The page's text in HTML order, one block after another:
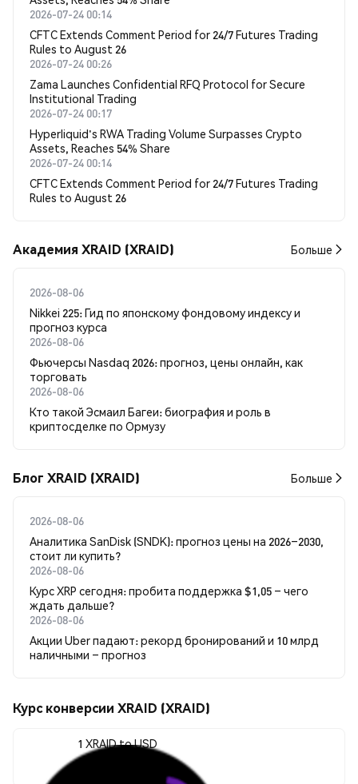
2026-07-24 00:14
CFTC Extends Comment Period for 24/7 Futures Trading
Rules to August 26
2026-07-24 00:26
Zama Launches Confidential RFQ Protocol for Secure
Institutional Trading
2026-07-24 00:17
Hyperliquid's RWA Trading Volume Surpasses Crypto
Assets, Reaches 54% Share
2026-07-24 00:14
CFTC Extends Comment Period for 24/7 Futures Trading
Rules to August 26
Академия XRAID (XRAID) Больше
2026-08-06
Nikkei 225: Гид по японскому фондовому индексу и
прогноз курса
2026-08-06
Фьючерсы Nasdaq 2026: прогноз, цены онлайн, как
торговать
2026-08-06
Кто такой Эсмаил Багеи: биография и роль в
криптосделке по Ормузу
Блог XRAID (XRAID) Больше
2026-08-06
Аналитика SanDisk (SNDK): прогноз цены на 2026–2030,
стоит ли купить?
2026-08-06
Курс XRP сегодня: пробита поддержка $1,05 – чего
ждать дальше?
2026-08-06
Акции Uber падают: рекорд бронирований и 10 млрд
наличными – прогноз
Курс конверсии XRAID (XRAID)
1 XRAID to USD